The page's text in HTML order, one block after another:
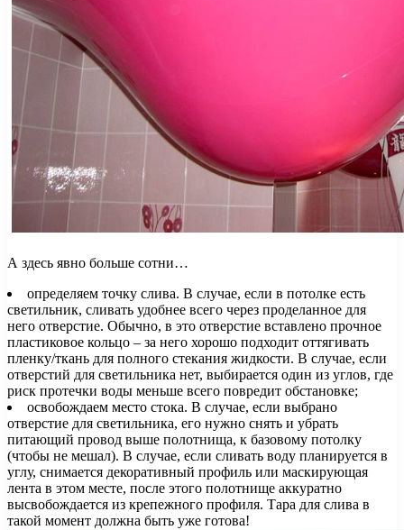
А здесь явно больше сотни…
определяем точку слива. В случае, если в потолке есть
светильник, сливать удобнее всего через проделанное для
него отверстие. Обычно, в это отверстие вставлено прочное
пластиковое кольцо – за него хорошо подходит оттягивать
пленку/ткань для полного стекания жидкости. В случае, если
отверстий для светильника нет, выбирается один из углов, где
риск протечки воды меньше всего повредит обстановке;
освобождаем место стока. В случае, если выбрано
отверстие для светильника, его нужно снять и убрать
питающий провод выше полотнища, к базовому потолку
(чтобы не мешал). В случае, если сливать воду планируется в
углу, снимается декоративный профиль или маскирующая
лента в этом месте, после этого полотнище аккуратно
высвобождается из крепежного профиля. Тара для слива в
такой момент должна быть уже готова!